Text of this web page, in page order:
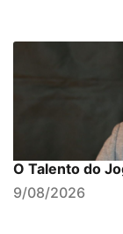
O Talento do
9/08/2026